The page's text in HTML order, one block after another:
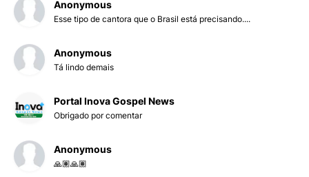
Anonymous
Esse tipo de cantora que o Brasil está precisando....
Anonymous
Tá lindo demais
Portal Inova Gospel News
Obrigado por comentar
Anonymous
🙏🏽🙏🏽